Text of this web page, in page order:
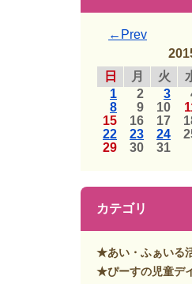
←Prev
日
月 火
1
2 3
8
9 10
15
16 17
22
23 24
29
30 31
カテゴリ
★あい・ふぁいる
★ぴーすの児童デ